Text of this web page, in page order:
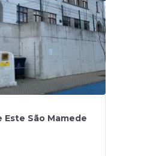
Este São Mamede